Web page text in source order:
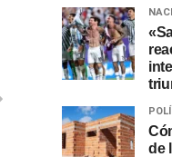
de